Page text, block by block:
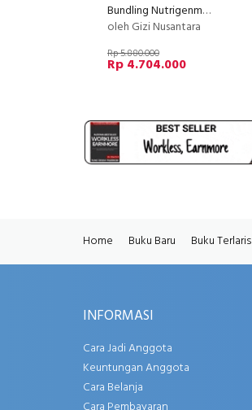
Bundling Nutrigenme + Meraih Body Goals dalam 30 hari bersama Ahli Gizi
oleh Gizi Nusantara
Rp 5.880.000
Rp 4.704.000
Home Buku Baru Buku Terlaris
INFORMASI
Cara Jadi Anggota
Keuntungan Anggota
Cara Belanja